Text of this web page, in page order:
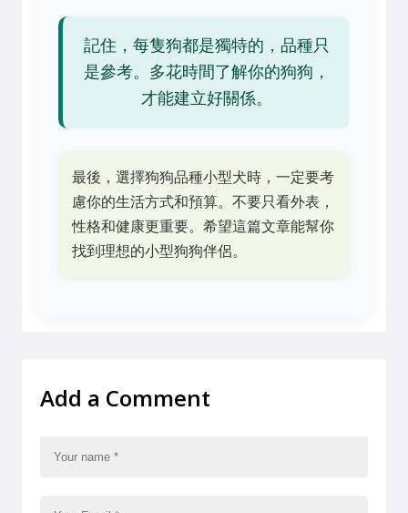
記住，每隻狗都是獨特的，品種只
是參考。多花時間了解你的狗狗，
才能建立好關係。
最後，選擇狗狗品種小型犬時，一定要考
慮你的生活方式和預算。不要只看外表，
性格和健康更重要。希望這篇文章能幫你
找到理想的小型狗狗伴侶。
Add a Comment